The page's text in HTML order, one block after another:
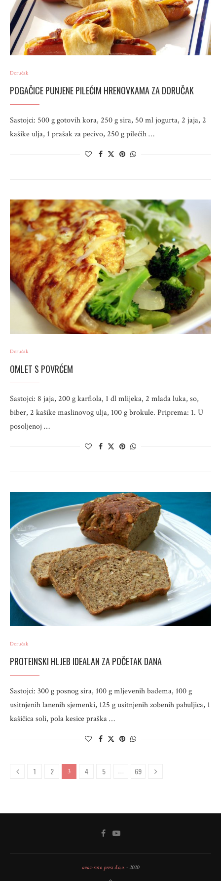
Doručak
POGAČICE PUNJENE PILEĆIM HRENOVKAMA ZA DORUČAK
Sastojci: 500 g gotovih kora, 250 g sira, 50 ml jogurta, 2 jaja, 2
kašike ulja, 1 prašak za pecivo, 250 g pilećih …
Doručak
OMLET S POVRĆEM
Sastojci: 8 jaja, 200 g karfiola, 1 dl mlijeka, 2 mlada luka, so,
biber, 2 kašike maslinovog ulja, 100 g brokule. Priprema: 1. U
posoljenoj …
Doručak
PROTEINSKI HLJEB IDEALAN ZA POČETAK DANA
Sastojci: 300 g posnog sira, 100 g mljevenih badema, 100 g
usitnjenih lanenih sjemenki, 125 g usitnjenih zobenih pahuljica, 1
kašičica soli, pola kesice praška …
1 2 3 4 5 … 69
avaz-roto press d.o.o. - 2020